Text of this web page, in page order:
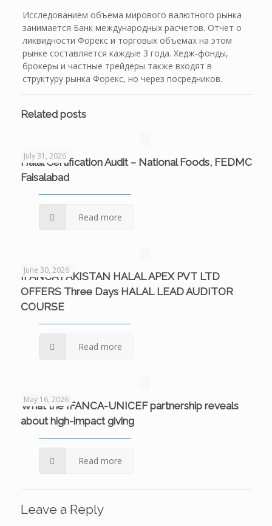
Исследованием объема мирового валютного рынка
занимается Банк международных расчетов. Отчет о
ликвидности Форекс и торговых объемах на этом
рынке составляется каждые 3 года. Хедж-фонды,
брокеры и частные трейдеры также входят в
структуру рынка Форекс, но через посредников.
Related posts
July 31, 2026
Halal Certification Audit – National Foods, FEDMC
Faisalabad
Read more
June 30, 2026
IFANCA PAKISTAN HALAL APEX PVT LTD
OFFERS Three Days HALAL LEAD AUDITOR
COURSE
Read more
May 16, 2026
What the IFANCA-UNICEF partnership reveals
about high-impact giving
Read more
Leave a Reply